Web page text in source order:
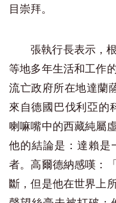
目崇拜。
張執行長表示，
等地多年生活和工作
流亡政府所在地達蘭
來自德國巴伐利亞的
喇嘛嘴中的西藏純屬
他的結論是：達賴是
者。高爾德納感嘆：
斷，但是他在世界上